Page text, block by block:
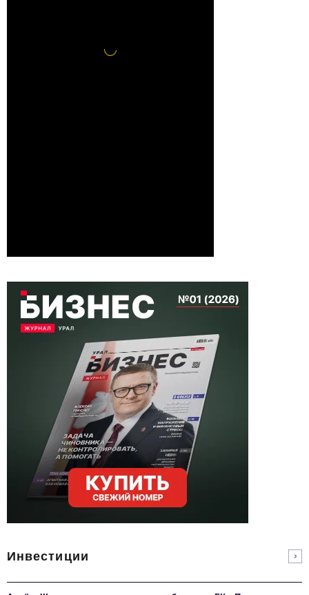
Инвестиции